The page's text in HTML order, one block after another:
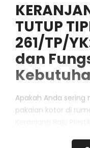
TUTUP
261/TP/
dan
Apakah Anda
pakaian kotor di